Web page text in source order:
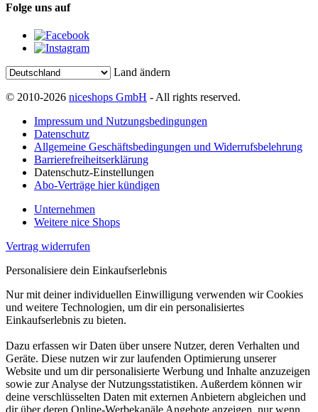
Folge uns auf
Land ändern
© 2010-2026 niceshops GmbH - All rights reserved.
Impressum und Nutzungsbedingungen
Datenschutz
Allgemeine Geschäftsbedingungen und Widerrufsbelehrung
Barrierefreiheitserklärung
Datenschutz-Einstellungen
Abo-Verträge hier kündigen
Unternehmen
Weitere nice Shops
Vertrag widerrufen
Personalisiere dein Einkaufserlebnis
Nur mit deiner individuellen Einwilligung verwenden wir Cookies
und weitere Technologien, um dir ein personalisiertes
Einkaufserlebnis zu bieten.
Dazu erfassen wir Daten über unsere Nutzer, deren Verhalten und
Geräte. Diese nutzen wir zur laufenden Optimierung unserer
Website und um dir personalisierte Werbung und Inhalte anzuzeigen
sowie zur Analyse der Nutzungsstatistiken. Außerdem können wir
deine verschlüsselten Daten mit externen Anbietern abgleichen und
dir über deren Online-Werbekanäle Angebote anzeigen, nur wenn